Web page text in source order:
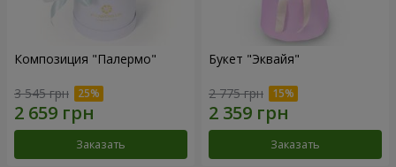
Композиция "Палермо"
3 545 грн
Заказать
Букет "Эквайя"
2 775 грн
Заказать